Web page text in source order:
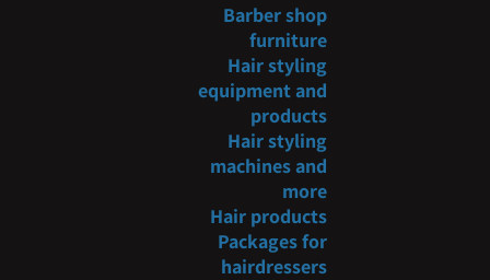
Barber shop
furniture
Hair styling
equipment and
products
Hair styling
machines and
more
Hair products
Packages for
hairdressers